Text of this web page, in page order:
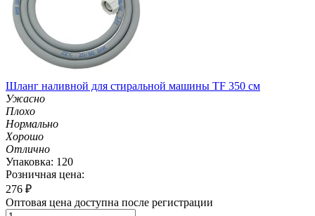
Шланг наливной для стиральной машины TF 350 см
Ужасно
Плохо
Нормально
Хорошо
Отлично
Упаковка: 120
Розничная цена:
276 ₽
Оптовая цена доступна после регистрации